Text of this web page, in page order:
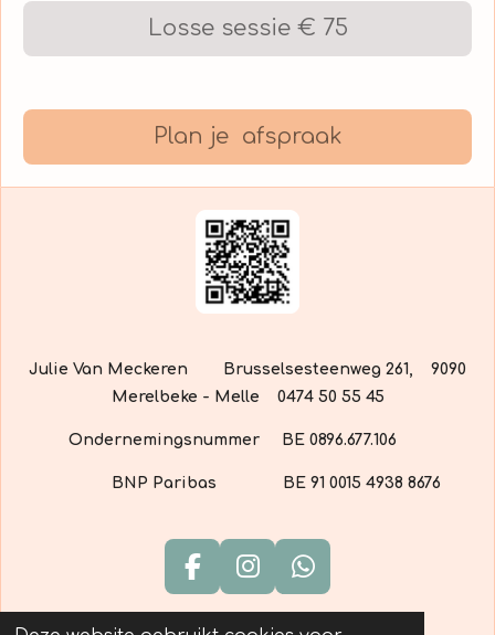
Losse sessie € 75
Plan je afspraak
Julie Van Meckeren Brusselsesteenweg 261,
9090
Merelbeke - Melle 0474 50 55 45
Ondernemingsnummer BE 0896.677.106
BNP Paribas BE 91 0015 4938 8676
F
I
W